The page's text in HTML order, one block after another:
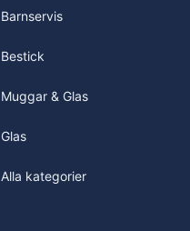
Barnservis
Bestick
Muggar & Glas
Glas
Alla kategorier